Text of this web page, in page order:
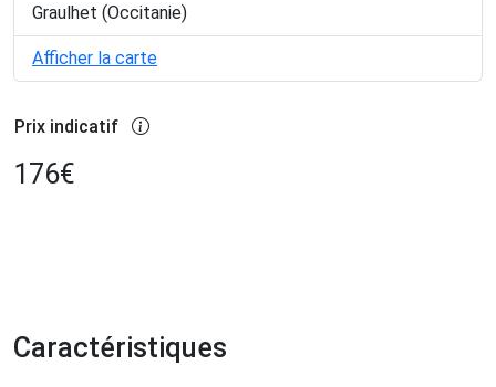
Graulhet (Occitanie)
Afficher la carte
Prix indicatif
176€
Caractéristiques